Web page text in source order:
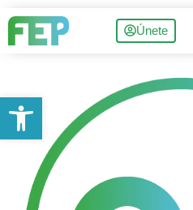
Únete
Abrir barra de herramientas